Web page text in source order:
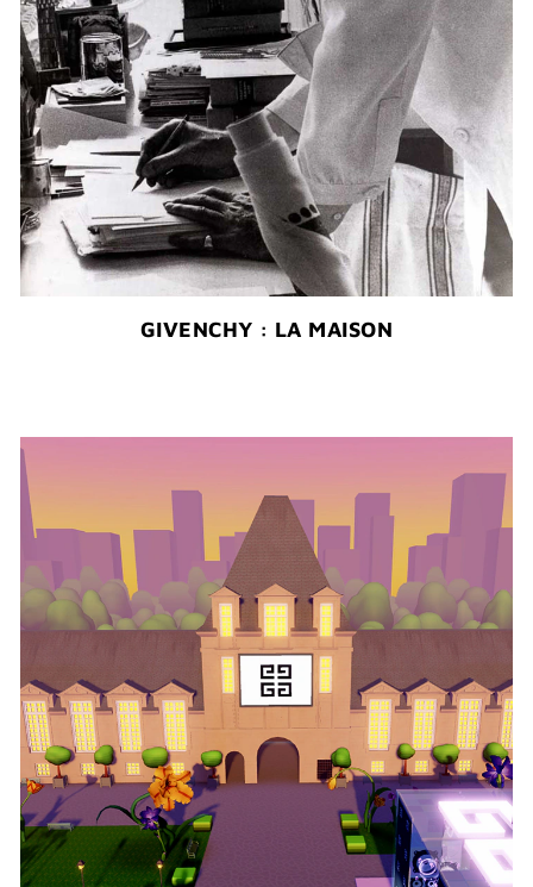
GIVENCHY : LA MAISON